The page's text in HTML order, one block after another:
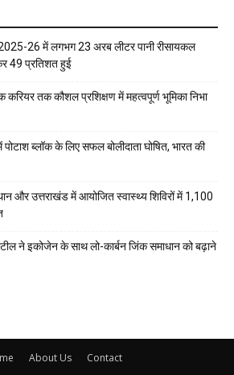
2025-26 में लगभग 23 अरब लीटर पानी रीसायकल
49 प्रतिशत हुई
करियर तक कौशल प्रशिक्षण में महत्वपूर्ण भूमिका निभा
ब्लॉक के लिए सफल बोलीदाता घोषित, भारत की
और उत्तराखंड में आयोजित स्वास्थ्य शिविरों में 1,100
ने इकोजेन के साथ लो-कार्बन जिंक समाधान को बढ़ाने
About Us Contact